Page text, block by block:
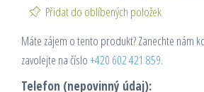
Přidat do oblíbených položek
Máte zájem o tento produkt? Zanechte nám
zavolejte na číslo+420 602 421 859.
Telefon (nepovinný údaj):